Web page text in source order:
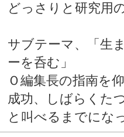
どっさりと研究用
サブテーマ、「生
ーを呑む」
Ｏ編集長の指南を
成功、しばらくた
と叫べるまでにな